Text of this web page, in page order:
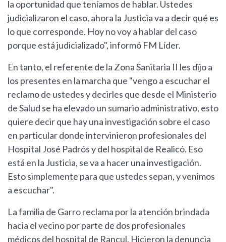
la oportunidad que teníamos de hablar. Ustedes
judicializaron el caso, ahora la Justicia va a decir qué es
lo que corresponde. Hoy no voy a hablar del caso
porque está judicializado", informó FM Líder.
En tanto, el referente de la Zona Sanitaria II les dijo a
los presentes en la marcha que "vengo a escuchar el
reclamo de ustedes y decirles que desde el Ministerio
de Salud se ha elevado un sumario administrativo, esto
quiere decir que hay una investigación sobre el caso
en particular donde intervinieron profesionales del
Hospital José Padrós y del hospital de Realicó. Eso
está en la Justicia, se va a hacer una investigación.
Esto simplemente para que ustedes sepan, y venimos
a escuchar".
La familia de Garro reclama por la atención brindada
hacia el vecino por parte de dos profesionales
médicos del hospital de Rancul. Hicieron la denuncia